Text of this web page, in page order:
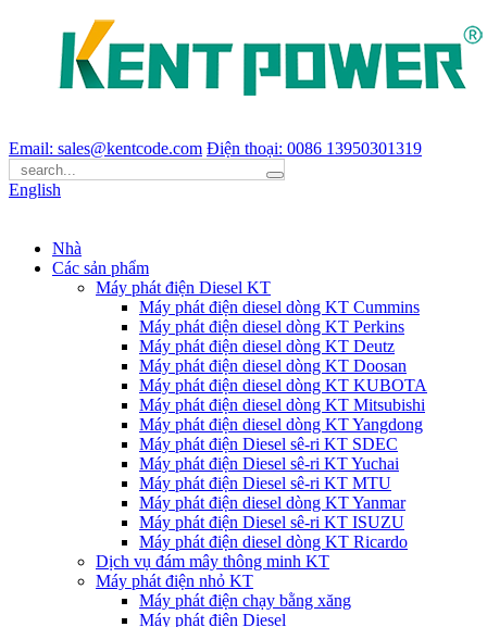
Email: sales@kentcode.com Điện thoại: 0086 13950301319
English
Nhà
Các sản phẩm
Máy phát điện Diesel KT
Máy phát điện diesel dòng KT Cummins
Máy phát điện diesel dòng KT Perkins
Máy phát điện diesel dòng KT Deutz
Máy phát điện diesel dòng KT Doosan
Máy phát điện diesel dòng KT KUBOTA
Máy phát điện diesel dòng KT Mitsubishi
Máy phát điện diesel dòng KT Yangdong
Máy phát điện Diesel sê-ri KT SDEC
Máy phát điện Diesel sê-ri KT Yuchai
Máy phát điện Diesel sê-ri KT MTU
Máy phát điện diesel dòng KT Yanmar
Máy phát điện Diesel sê-ri KT ISUZU
Máy phát điện diesel dòng KT Ricardo
Dịch vụ đám mây thông minh KT
Máy phát điện nhỏ KT
Máy phát điện chạy bằng xăng
Máy phát điện Diesel